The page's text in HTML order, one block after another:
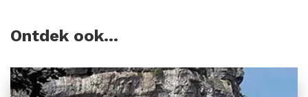
Ontdek ook…